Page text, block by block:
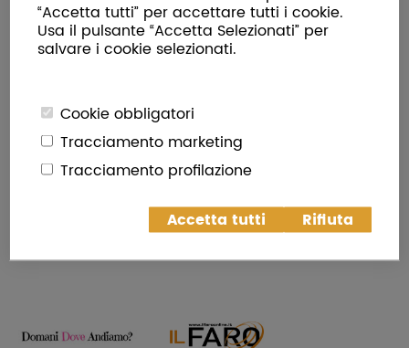
“Accetta tutti” per accettare tutti i cookie.
Usa il pulsante “Accetta Selezionati” per
salvare i cookie selezionati.
Cookie obbligatori
Tracciamento marketing
Tracciamento profilazione
Accetta tutti Rifiuta